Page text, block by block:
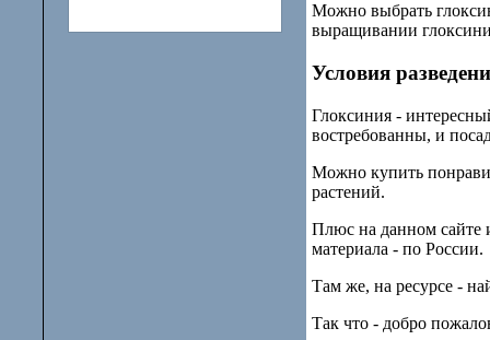
Можно выбрать
выращивании
Условия
Глоксиния -
востребованны, и
Можно купить
растений.
Плюс на данном сайте
материала - по России.
Там же, на ресурсе -
Так что - добро